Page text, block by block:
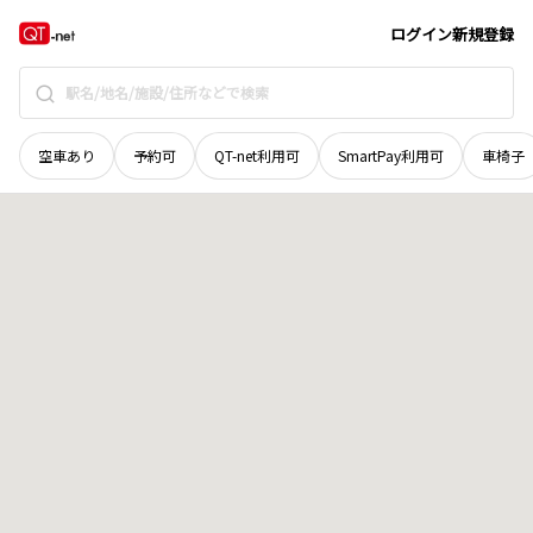
ログイン新規登録
空車あり 予約可 QT-net利用可 SmartPay利用可 車椅子
新潟県